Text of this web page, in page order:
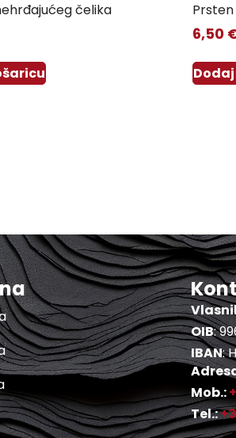
čelika
6,50
OIB:
IBAN:
Mob.:
Tel.: